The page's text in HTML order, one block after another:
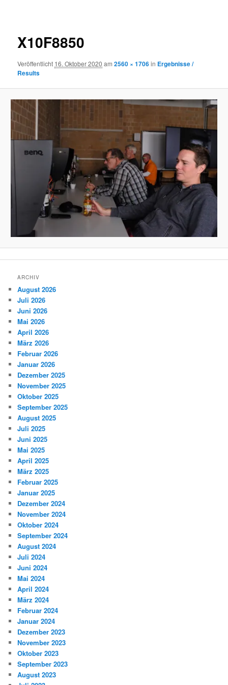
X10F8850
Veröffentlicht 16. Oktober 2020 am2560 × 1706in Ergebnisse /
Results
ARCHIV
August 2026
Juli 2026
Juni 2026
Mai 2026
April 2026
März 2026
Februar 2026
Januar 2026
Dezember 2025
November 2025
Oktober 2025
September 2025
August 2025
Juli 2025
Juni 2025
Mai 2025
April 2025
März 2025
Februar 2025
Januar 2025
Dezember 2024
November 2024
Oktober 2024
September 2024
August 2024
Juli 2024
Juni 2024
Mai 2024
April 2024
März 2024
Februar 2024
Januar 2024
Dezember 2023
November 2023
Oktober 2023
September 2023
August 2023